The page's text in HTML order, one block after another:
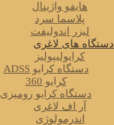
هایفو واژینال
پلاسما سرد
لیزر اندولیفت
دستگاه های لاغری
کرایولیپولیز
دستگاه کرایو ADSS
کرایو 360
دستگاه کرایو رومیزی
آر اف لاغری
اندرمولوژی